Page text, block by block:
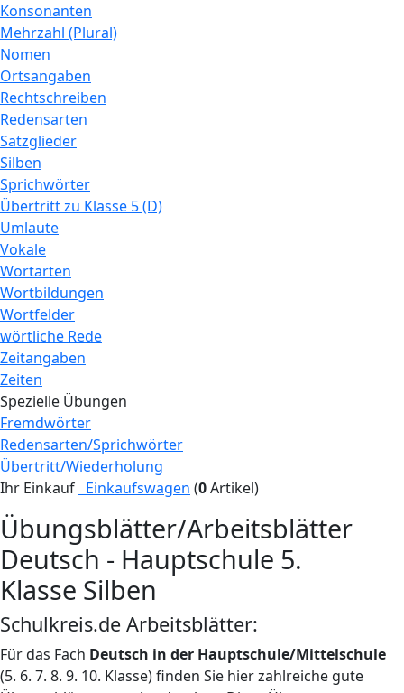
Konsonanten
Mehrzahl (Plural)
Nomen
Ortsangaben
Rechtschreiben
Redensarten
Satzglieder
Silben
Sprichwörter
Übertritt zu Klasse 5 (D)
Umlaute
Vokale
Wortarten
Wortbildungen
Wortfelder
wörtliche Rede
Zeitangaben
Zeiten
Spezielle Übungen
Fremdwörter
Redensarten/Sprichwörter
Übertritt/Wiederholung
Ihr Einkauf Einkaufswagen (0Artikel)
Übungsblätter/Arbeitsblätter
Deutsch - Hauptschule 5.
Klasse Silben
Schulkreis.de Arbeitsblätter:
Für das Fach Deutsch in der Hauptschule/Mittelschule
(5. 6. 7. 8. 9. 10. Klasse) finden Sie hier zahlreiche gute